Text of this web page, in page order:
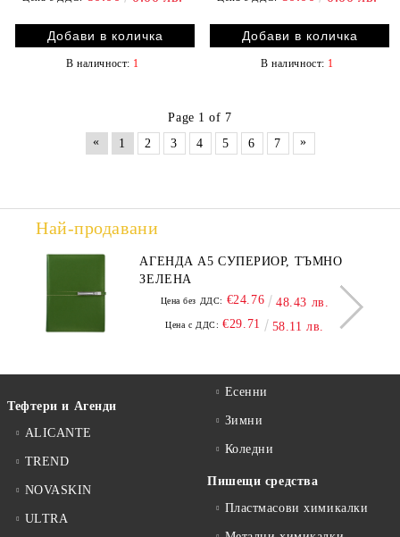
В наличност: 1 В наличност: 1
Page 1 of 7
«
1 2 3 4 5 6 7 »
Най-продавани
АГЕНДА А5 СУПЕРИОР, ТЪМНО
ЗЕЛЕНА
Цена без ДДС: €24.76 48.43 лв.
Цена с ДДС: €29.71 58.11 лв.
Тефтери и Агенди
ALICANTE
TREND
NOVASKIN
ULTRA
Есенни
Зимни
Коледни
Пишещи средства
Пластмасови химикалки